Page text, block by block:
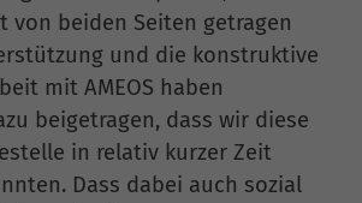
von beiden Seiten getragen
und die konstruktive
mit AMEOS haben
beigetragen, dass wir diese
in relativ kurzer Zeit
Dass dabei auch sozial